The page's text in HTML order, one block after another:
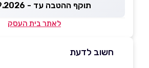
תוקף ההטבה עד - 06.09.2026
לאתר בית העסק
חשוב לדעת